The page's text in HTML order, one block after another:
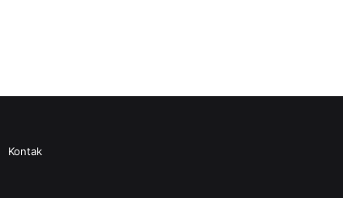
Kontak